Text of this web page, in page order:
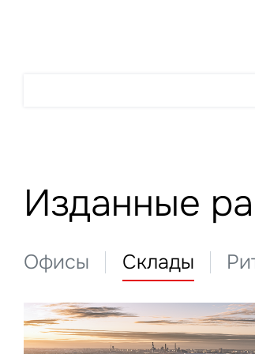
Изданные
Офисы Склады